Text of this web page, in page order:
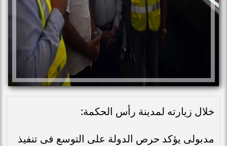
خلال زيارته لمدينة رأس الحكمة:
مدبولى يؤكد حرص الدولة على التوسع فى تنفيذ